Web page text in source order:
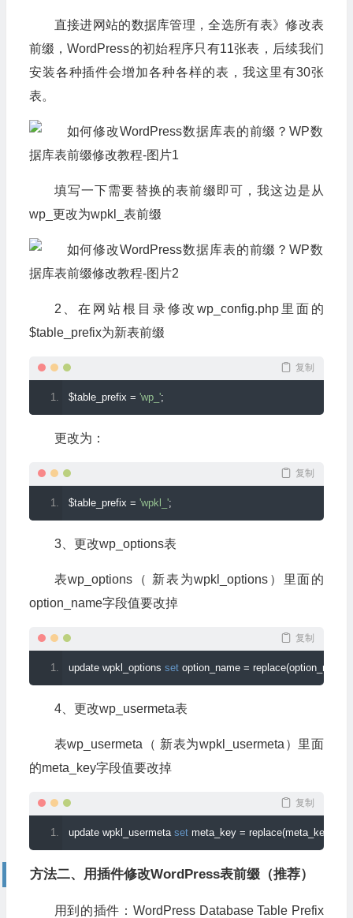
直接进网站的数据库管理，全选所有表》修改表
前缀，WordPress的初始程序只有11张表，后续我们
安装各种插件会增加各种各样的表，我这里有30张
表。
填写一下需要替换的表前缀即可，我这边是从
wp_更改为wpkl_表前缀
2、在网站根目录修改wp_config.php里面的
$table_prefix为新表前缀
复制
$table_prefix = 'wp_';
更改为：
复制
$table_prefix = 'wpkl_';
3、更改wp_options表
表wp_options（ 新表为wpkl_options）里面的
option_name字段值要改掉
复制
update wpkl_options set option_name = replace(option_name
4、更改wp_usermeta表
表wp_usermeta（ 新表为wpkl_usermeta）里面
的meta_key字段值要改掉
复制
update wpkl_usermeta set meta_key = replace(meta_key
方法二、用插件修改WordPress表前缀（推荐）
用到的插件：WordPress Database Table Prefix